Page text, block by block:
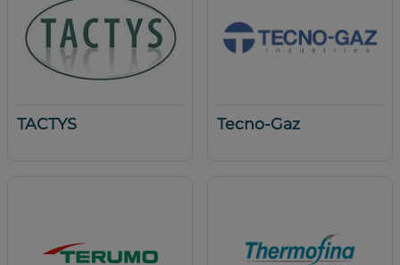
TACTYS Tecno-Gaz